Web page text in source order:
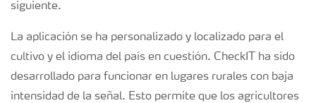
siguiente.
La aplicación se ha personalizado y localizado para el
cultivo y el idioma del país en cuestión. CheckIT ha sido
desarrollado para funcionar en lugares rurales con baja
intensidad de la señal. Esto permite que los agricultores